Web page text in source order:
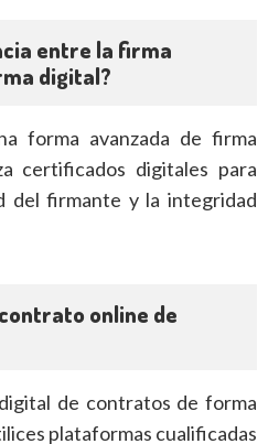
entre la firma
digital?
forma avanzada de firma
certificados digitales para
del firmante y la integridad
online de
de contratos de forma
plataformas cualificadas